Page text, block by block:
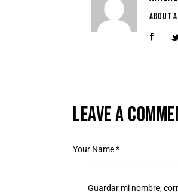
ABOUT
LEAVE A
Guardar mi nombre,